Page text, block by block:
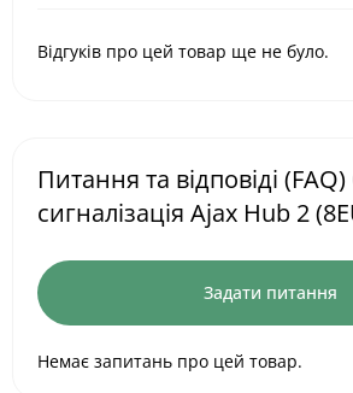
Відгуків про цей товар ще не було.
Питання та відповіді
сигналізація Ajax Hub 2
Задати питання
Немає запитань про цей товар.